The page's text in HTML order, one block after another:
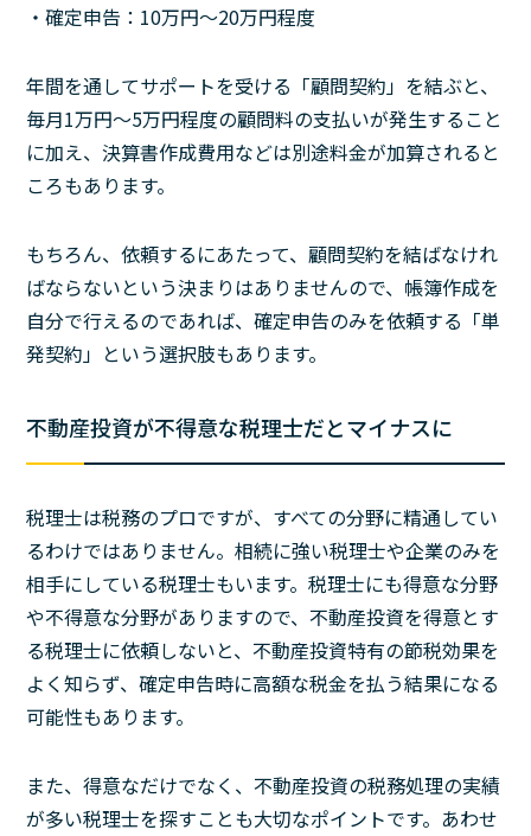
・確定申告：10万円～20万円程度
年間を通してサポートを受ける「顧問契約」を結ぶと、
毎月1万円～5万円程度の顧問料の支払いが発生すること
に加え、決算書作成費用などは別途料金が加算されると
ころもあります。
もちろん、依頼するにあたって、顧問契約を結ばなけれ
ばならないという決まりはありませんので、帳簿作成を
自分で行えるのであれば、確定申告のみを依頼する「単
発契約」という選択肢もあります。
不動産投資が不得意な税理士だとマイナスに
税理士は税務のプロですが、すべての分野に精通してい
るわけではありません。相続に強い税理士や企業のみを
相手にしている税理士もいます。税理士にも得意な分野
や不得意な分野がありますので、不動産投資を得意とす
る税理士に依頼しないと、不動産投資特有の節税効果を
よく知らず、確定申告時に高額な税金を払う結果になる
可能性もあります。
また、得意なだけでなく、不動産投資の税務処理の実績
が多い税理士を探すことも大切なポイントです。あわせ